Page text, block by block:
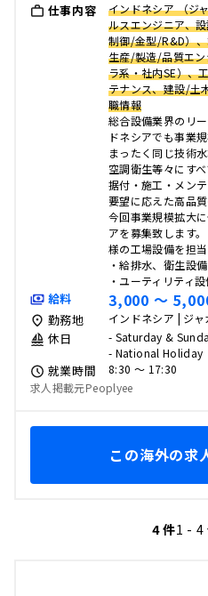
仕事内容
インドネシア （ジ
ルスエンジニア、
制御/金型/R&D）
生産/製造/品質エン
ラ系・社内SE）、
テナンス、建設/土
職情報
総合設備業界のリ
ドネシアでも事業
まったく同じ技術
空調衛生等々にす
据付・施工・メン
要望に応えた高品
今回事業規模拡大
アを募集致します
様の工場設備を担
・給排水、衛生設
・ユーティリティ設
給料 3,000 〜
勤務地 インドネシア | ジャ
休日
- Saturday &
- National Holiday
就業時間
8:30 〜 17:30
求人掲載元Peoplyee
この海外の求
4 件1 - 4